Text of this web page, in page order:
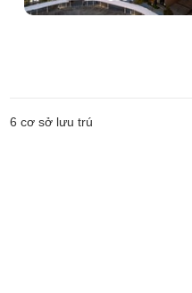
6 cơ sở lưu trú